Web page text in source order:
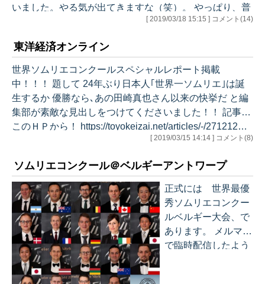
いました。やる気が出てきますな（笑）。 やっぱり、普
通にワインしか知らない人、或いはマッタクワインを知
こういうのは無理でしょうね。 威張る訳ではなく、野球
だって、相撲だって、今のは何がすごいのか、やっぱり
専門家じゃなきゃわからない所がたくさんあるし、その
意味ではスポーツの場合はスポーツ新聞の記者という得
意な存在がある（競馬もそうだしね！…
[ 2019/03/18 15:15 ] コメント(14)
東洋経済オンライン
世界ソムリエコンクールスペシャルレポート掲載
中！！！ 題して 24年ぶり日本人｢世界一ソムリエ｣は誕
生するか 優勝なら､あの田崎真也さん以来の快挙だ と編
集部が素敵な見出しをつけてくださいました！！ 記事は
このＨＰから！ https://toyokeizai.net/articles/-/271212…
[ 2019/03/15 14:14 ] コメント(8)
ソムリエコンクール＠ベルギーアントワープ
正式には 世界最優
秀ソムリエコンクー
ルベルギー大会、で
あります。 メルマガ
で臨時配信したよう